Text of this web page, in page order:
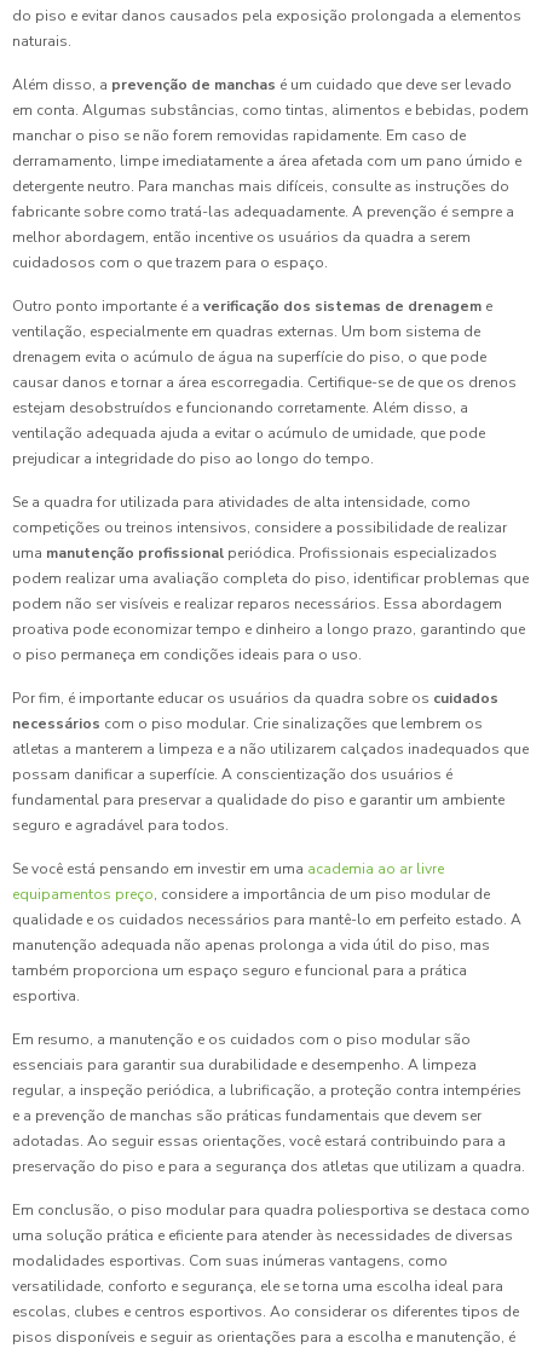
do piso e evitar danos causados pela exposição prolongada a elementos
naturais.
Além disso, a prevenção de manchas é um cuidado que deve ser levado
em conta. Algumas substâncias, como tintas, alimentos e bebidas, podem
manchar o piso se não forem removidas rapidamente. Em caso de
derramamento, limpe imediatamente a área afetada com um pano úmido e
detergente neutro. Para manchas mais difíceis, consulte as instruções do
fabricante sobre como tratá-las adequadamente. A prevenção é sempre a
melhor abordagem, então incentive os usuários da quadra a serem
cuidadosos com o que trazem para o espaço.
Outro ponto importante é a verificação dos sistemas de drenagem e
ventilação, especialmente em quadras externas. Um bom sistema de
drenagem evita o acúmulo de água na superfície do piso, o que pode
causar danos e tornar a área escorregadia. Certifique-se de que os drenos
estejam desobstruídos e funcionando corretamente. Além disso, a
ventilação adequada ajuda a evitar o acúmulo de umidade, que pode
prejudicar a integridade do piso ao longo do tempo.
Se a quadra for utilizada para atividades de alta intensidade, como
competições ou treinos intensivos, considere a possibilidade de realizar
uma manutenção profissional periódica. Profissionais especializados
podem realizar uma avaliação completa do piso, identificar problemas que
podem não ser visíveis e realizar reparos necessários. Essa abordagem
proativa pode economizar tempo e dinheiro a longo prazo, garantindo que
o piso permaneça em condições ideais para o uso.
Por fim, é importante educar os usuários da quadra sobre os cuidados
necessários com o piso modular. Crie sinalizações que lembrem os
atletas a manterem a limpeza e a não utilizarem calçados inadequados que
possam danificar a superfície. A conscientização dos usuários é
fundamental para preservar a qualidade do piso e garantir um ambiente
seguro e agradável para todos.
Se você está pensando em investir em uma academia ao ar livre
equipamentos preço, considere a importância de um piso modular de
qualidade e os cuidados necessários para mantê-lo em perfeito estado. A
manutenção adequada não apenas prolonga a vida útil do piso, mas
também proporciona um espaço seguro e funcional para a prática
esportiva.
Em resumo, a manutenção e os cuidados com o piso modular são
essenciais para garantir sua durabilidade e desempenho. A limpeza
regular, a inspeção periódica, a lubrificação, a proteção contra intempéries
e a prevenção de manchas são práticas fundamentais que devem ser
adotadas. Ao seguir essas orientações, você estará contribuindo para a
preservação do piso e para a segurança dos atletas que utilizam a quadra.
Em conclusão, o piso modular para quadra poliesportiva se destaca como
uma solução prática e eficiente para atender às necessidades de diversas
modalidades esportivas. Com suas inúmeras vantagens, como
versatilidade, conforto e segurança, ele se torna uma escolha ideal para
escolas, clubes e centros esportivos. Ao considerar os diferentes tipos de
pisos disponíveis e seguir as orientações para a escolha e manutenção, é